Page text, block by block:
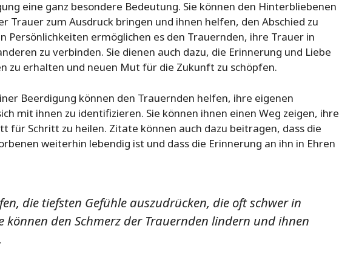
eine ganz besondere Bedeutung. Sie können den Hinterbliebenen
Trauer zum Ausdruck bringen und ihnen helfen, den Abschied zu
Persönlichkeiten ermöglichen es den Trauernden, ihre Trauer in
zu verbinden. Sie dienen auch dazu, die Erinnerung und Liebe
zu erhalten und neuen Mut für die Zukunft zu schöpfen.
Beerdigung können den Trauernden helfen, ihre eigenen
mit ihnen zu identifizieren. Sie können ihnen einen Weg zeigen, ihre
für Schritt zu heilen. Zitate können auch dazu beitragen, dass die
weiterhin lebendig ist und dass die Erinnerung an ihn in Ehren
die tiefsten Gefühle auszudrücken, die oft schwer in
können den Schmerz der Trauernden lindern und ihnen